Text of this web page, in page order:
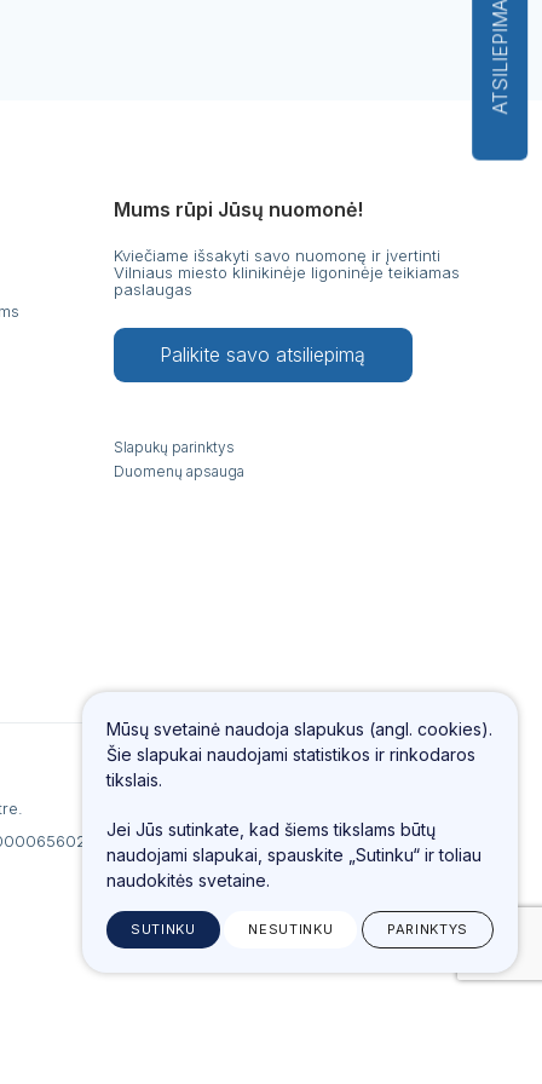
Mums rūpi Jūsų nuomonė!
Kviečiame išsakyti savo nuomonę ir įvertinti
Vilniaus miesto klinikinėje ligoninėje teikiamas
paslaugas
Palikite savo atsiliepimą
Slapukų parinktys
Duomenų apsauga
ATSILIEPIMAI
Mūsų svetainė naudoja slapukus (angl. cookies).
Šie slapukai naudojami statistikos ir rinkodaros
tikslais.
Jei Jūs sutinkate, kad šiems tikslams būtų
naudojami slapukai, spauskite „Sutinku“ ir toliau
naudokitės svetaine.
SUTINKU NESUTINKU PARINKTYS